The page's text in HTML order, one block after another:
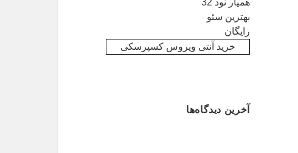
همیار نود 32
بهترین سئو
رایگان
خرید آنتی ویروس کسپرسکی
آخرین دیدگاه‌ها
امیدوارم باعث اخراج منصوریان نشوم! +تصویر